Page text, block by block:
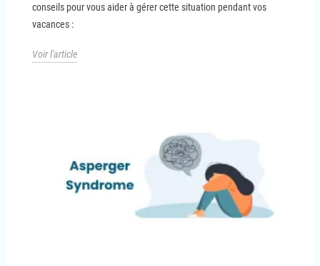
conseils pour vous aider à gérer cette situation pendant vos
vacances :
Voir l'article